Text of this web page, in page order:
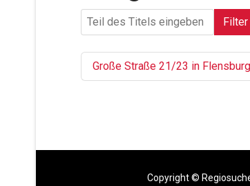
Teil des Titels eingeben Filter
Große Straße 21/23 in
Copyright ©